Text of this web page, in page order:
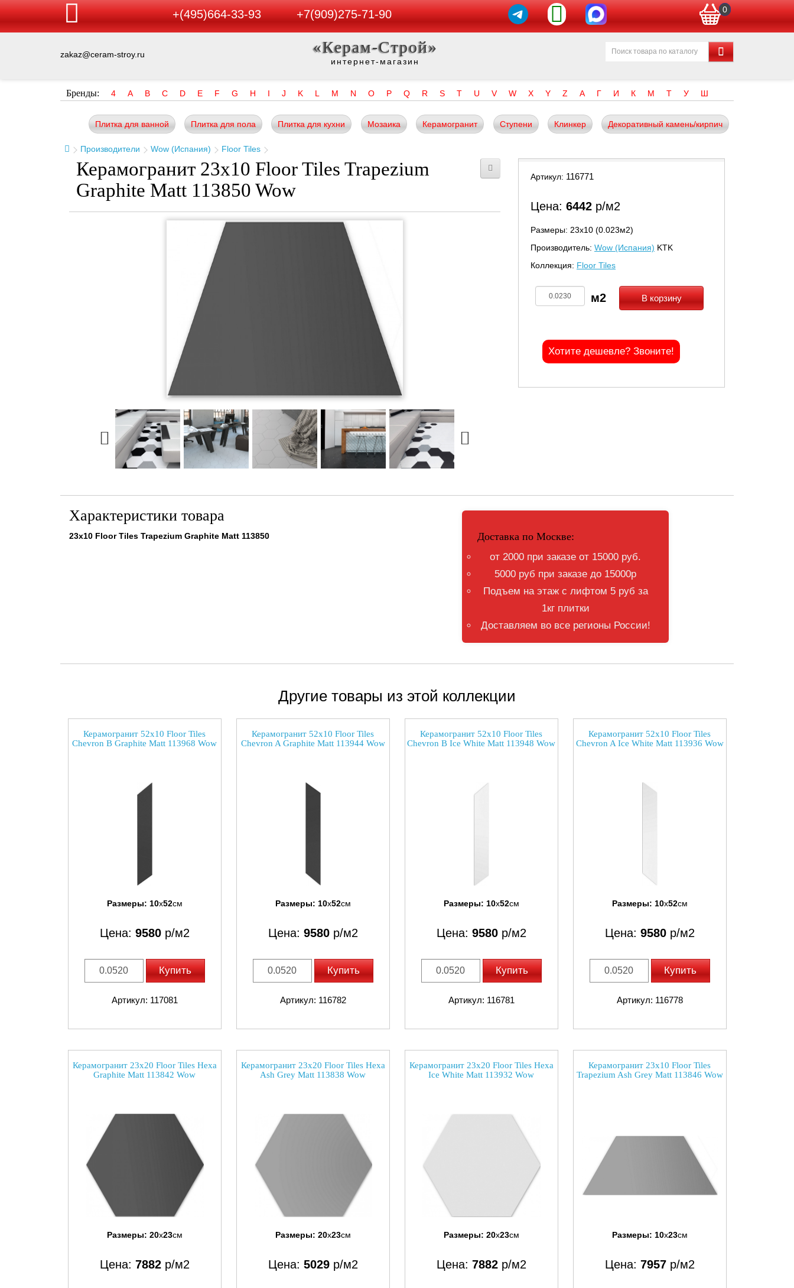
+(495)664-33-93 +7(909)275-71-90 0
zakaz@ceram-stroy.ru «Керам-Строй»
интернет-магазин
Бренды: 4 A B C D E F G H I J K L M N O P Q R S T U V W X Y Z А Г И К М Т У Ш
Плитка для ванной Плитка для пола Плитка для кухни Мозаика Керамогранит Ступени Клинкер Декоративный камень/кирпич
Производители Wow (Испания) Floor Tiles
Керамогранит 23x10 Floor Tiles Trapezium
Graphite Matt 113850 Wow
Артикул: 116771
Цена: 6442 р/м2
Размеры: 23х10 (0.023м2)
Производитель: Wow (Испания) KTK
Коллекция: Floor Tiles
В корзину
Хотите дешевле? Звоните!
Характеристики товара
23x10 Floor Tiles Trapezium Graphite Matt 113850 Доставка по Москве:
от 2000 при заказе от 15000 руб.
5000 руб при заказе до 15000р
Подъем на этаж с лифтом 5 руб за
1кг плитки
Доставляем во все регионы России!
Другие товары из этой коллекции
Керамогранит 52x10 Floor Tiles
Chevron B Graphite Matt 113968 Wow
Размеры: 10x52см
Цена: 9580р/м2
Купить
Артикул: 117081
Керамогранит 52x10 Floor Tiles
Chevron A Graphite Matt 113944 Wow
Размеры: 10x52см
Цена: 9580р/м2
Купить
Артикул: 116782
Керамогранит 52x10 Floor Tiles
Chevron B Ice White Matt 113948 Wow
Размеры: 10x52см
Цена: 9580р/м2
Купить
Артикул: 116781
Керамогранит 52x10 Floor Tiles
Chevron A Ice White Matt 113936 Wow
Размеры: 10x52см
Цена: 9580р/м2
Купить
Артикул: 116778
Керамогранит 23x20 Floor Tiles Hexa
Graphite Matt 113842 Wow
Размеры: 20x23см
Цена: 7882р/м2
Керамогранит 23x20 Floor Tiles Hexa
Ash Grey Matt 113838 Wow
Размеры: 20x23см
Цена: 5029р/м2
Керамогранит 23x20 Floor Tiles Hexa
Ice White Matt 113932 Wow
Размеры: 20x23см
Цена: 7882р/м2
Керамогранит 23x10 Floor Tiles
Trapezium Ash Grey Matt 113846 Wow
Размеры: 10x23см
Цена: 7957р/м2